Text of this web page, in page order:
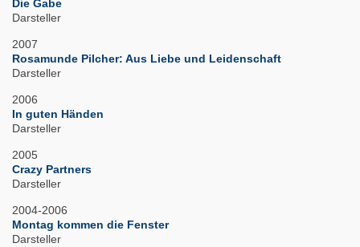
Die Gabe
Darsteller
2007
Rosamunde Pilcher: Aus Liebe und Leidenschaft
Darsteller
2006
In guten Händen
Darsteller
2005
Crazy Partners
Darsteller
2004-2006
Montag kommen die Fenster
Darsteller